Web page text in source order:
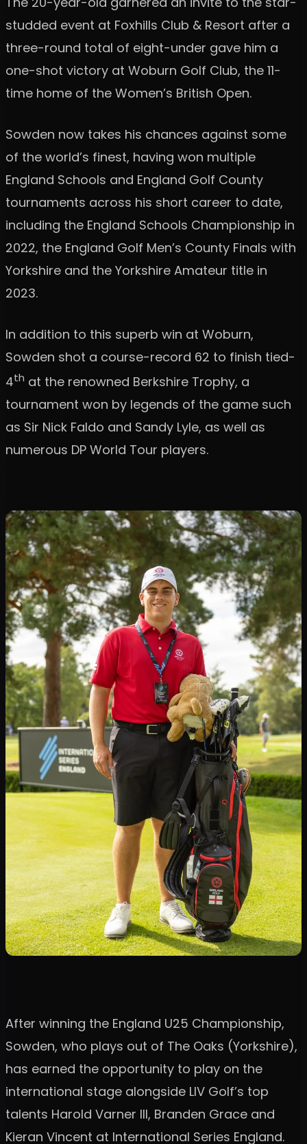
studded event at Foxhills Club & Resort after a
three-round total of eight-under gave him a
one-shot victory at Woburn Golf Club, the 11-
time home of the Women’s British Open.
Sowden now takes his chances against some
of the world’s finest, having won multiple
England Schools and England Golf County
tournaments across his short career to date,
including the England Schools Championship in
2022, the England Golf Men’s County Finals with
Yorkshire and the Yorkshire Amateur title in
2023.
In addition to this superb win at Woburn,
Sowden shot a course-record 62 to finish tied-
4th at the renowned Berkshire Trophy, a
tournament won by legends of the game such
as Sir Nick Faldo and Sandy Lyle, as well as
numerous DP World Tour players.
After winning the England U25 Championship,
Sowden, who plays out of The Oaks (Yorkshire),
has earned the opportunity to play on the
international stage alongside LIV Golf’s top
talents Harold Varner III, Branden Grace and
Kieran Vincent at International Series England.